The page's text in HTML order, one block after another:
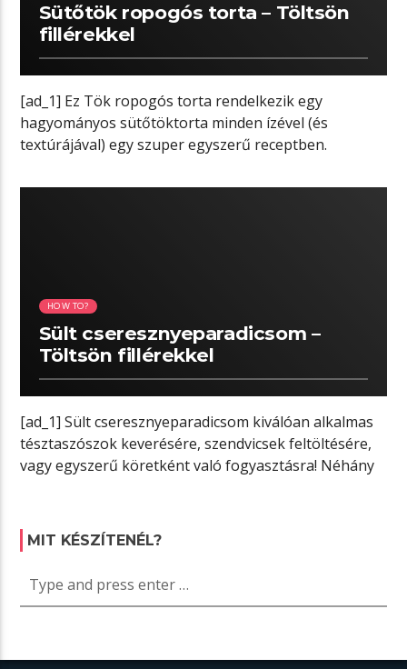
Sütőtök ropogós torta – Töltsön
fillérekkel
[ad_1] Ez Tök ropogós torta rendelkezik egy
hagyományos sütőtöktorta minden ízével (és
textúrájával) egy szuper egyszerű receptben.
HOW TO?
Sült cseresznyeparadicsom –
Töltsön fillérekkel
[ad_1] Sült cseresznyeparadicsom kiválóan alkalmas
tésztaszószok keverésére, szendvicsek feltöltésére,
vagy egyszerű köretként való fogyasztásra! Néhány
MIT KÉSZÍTENÉL?